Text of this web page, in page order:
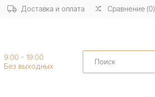
Доставка и оплата Сравнение (0)
9:00 - 19:00
Без выходных
Search